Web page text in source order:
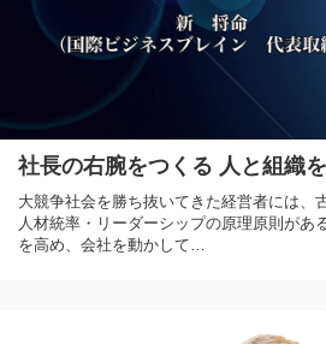
社長の右腕をつくる 人と組織
大競争社会を勝ち抜いてきた経営者には、
人材統率・リーダーシップの原理原則があ
を高め、会社を動かして…